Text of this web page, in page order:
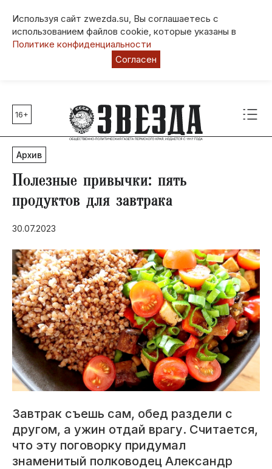
Используя сайт zwezda.su, Вы соглашаетесь с
использованием файлов cookie, которые указаны в
Политике конфиденциальности
Согласен
Главные темы
80 лет Победы
Молодежная столица РФ
СВО
Социальная поддержка
Инфраструктура
Благоустройство
16+
Архив
Полезные привычки: пять
продуктов для завтрака
30.07.2023
Завтрак съешь сам, обед раздели с
другом, а ужин отдай врагу. Считается,
что эту поговорку придумал
знаменитый полководец Александр